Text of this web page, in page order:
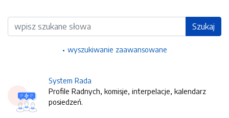
Wyszukiwarka Szukaj
wyszukiwanie zaawansowane
System Rada
Profile Radnych, komisje, interpelacje, kalendarz
posiedzeń.